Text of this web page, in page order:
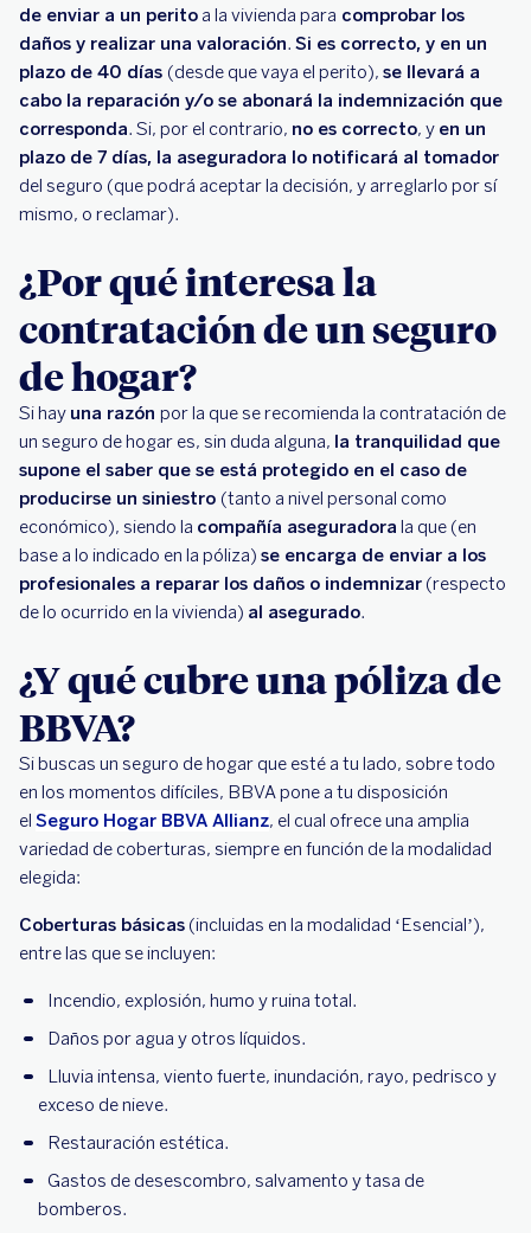
de enviar a un perito a la vivienda para comprobar los
daños y realizar una valoración. Si es correcto, y en un
plazo de 40 días (desde que vaya el perito), se llevará a
cabo la reparación y/o se abonará la indemnización que
corresponda. Si, por el contrario, no es correcto, y en un
plazo de 7 días, la aseguradora lo notificará al tomador
del seguro (que podrá aceptar la decisión, y arreglarlo por sí
mismo, o reclamar).
¿Por qué interesa la
contratación de un seguro
de hogar?
Si hay una razón por la que se recomienda la contratación de
un seguro de hogar es, sin duda alguna, la tranquilidad que
supone el saber que se está protegido en el caso de
producirse un siniestro (tanto a nivel personal como
económico), siendo la compañía aseguradora la que (en
base a lo indicado en la póliza) se encarga de enviar a los
profesionales a reparar los daños o indemnizar (respecto
de lo ocurrido en la vivienda) al asegurado.
¿Y qué cubre una póliza de
BBVA?
Si buscas un seguro de hogar que esté a tu lado, sobre todo
en los momentos difíciles, BBVA pone a tu disposición
el Seguro Hogar BBVA Allianz, el cual ofrece una amplia
variedad de coberturas, siempre en función de la modalidad
elegida:
Coberturas básicas (incluidas en la modalidad ‘Esencial’),
entre las que se incluyen:
Incendio, explosión, humo y ruina total.
Daños por agua y otros líquidos.
Lluvia intensa, viento fuerte, inundación, rayo, pedrisco y
exceso de nieve.
Restauración estética.
Gastos de desescombro, salvamento y tasa de
bomberos.